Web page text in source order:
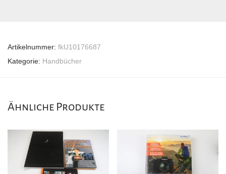
Artikelnummer: fkU10176687
Kategorie: Handbücher
Ähnliche Produkte